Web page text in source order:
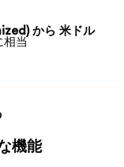
から 米ドル
相当
機能